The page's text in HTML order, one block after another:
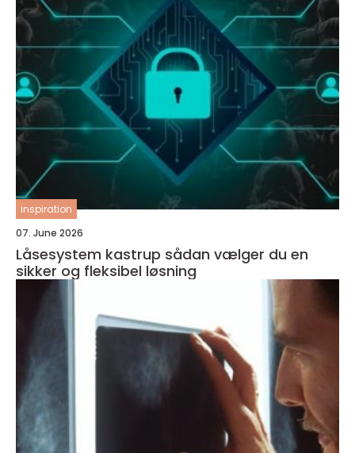
inspiration
07. June 2026
Låsesystem kastrup sådan vælger du en
sikker og fleksibel løsning